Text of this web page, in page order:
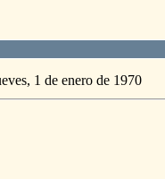
1 de enero de 1970